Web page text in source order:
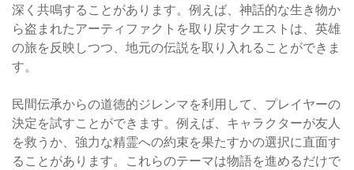
深く共鳴することがあります。例えば、神話的な生き物か
ら盗まれたアーティファクトを取り戻すクエストは、英雄
の旅を反映しつつ、地元の伝説を取り入れることができま
す。
民間伝承からの道徳的ジレンマを利用して、プレイヤーの
決定を試すことができます。例えば、キャラクターが友人
を救うか、強力な精霊への約束を果たすかの選択に直面す
ることがあります。これらのテーマは物語を進めるだけで